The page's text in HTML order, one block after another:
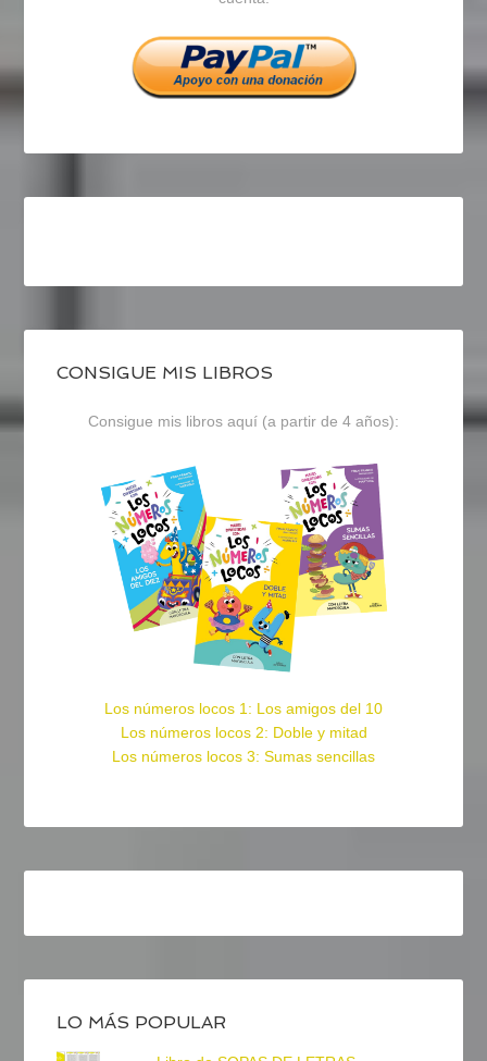
Facebook
Twitter
Instagram
CONSIGUE MIS LIBROS
Consigue mis libros aquí (a partir de 4 años):
Los números locos 1: Los amigos del 10
Los números locos 2: Doble y mitad
Los números locos 3: Sumas sencillas
LO MÁS POPULAR